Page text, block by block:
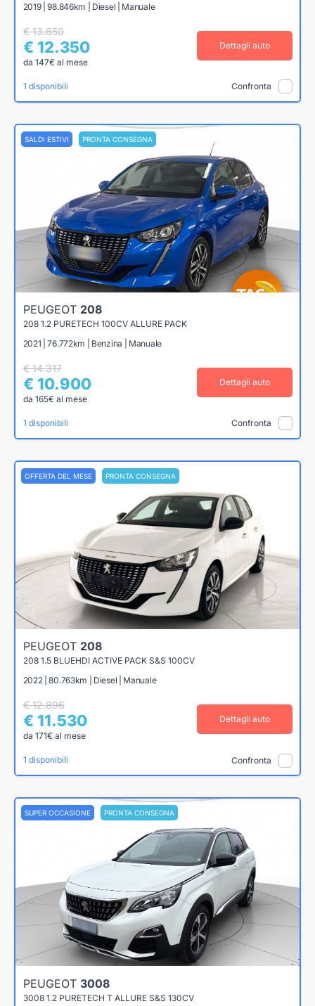
2019 | 98.846km | Diesel | Manuale
€ 13.650
€ 12.350
da 147€ al mese
Dettagli auto
1 disponibili Confronta
SALDI ESTIVI PRONTA CONSEGNA
PEUGEOT 208
208 1.2 PURETECH 100CV ALLURE PACK
2021 | 76.772km | Benzina | Manuale
€ 14.317
€ 10.900
da 165€ al mese
Dettagli auto
1 disponibili Confronta
OFFERTA DEL MESE PRONTA CONSEGNA
PEUGEOT 208
208 1.5 BLUEHDI ACTIVE PACK S&S 100CV
2022 | 80.763km | Diesel | Manuale
€ 12.896
€ 11.530
da 171€ al mese
Dettagli auto
1 disponibili Confronta
SUPER OCCASIONE PRONTA CONSEGNA
PEUGEOT 3008
3008 1.2 PURETECH T ALLURE S&S 130CV